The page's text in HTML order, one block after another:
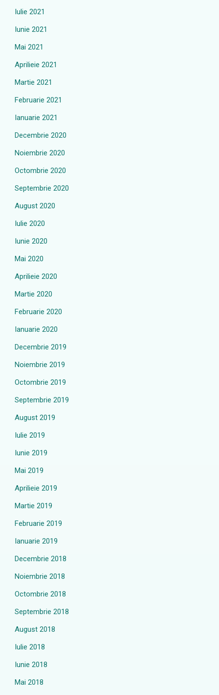
Iulie 2021
Iunie 2021
Mai 2021
Aprilieie 2021
Martie 2021
Februarie 2021
Ianuarie 2021
Decembrie 2020
Noiembrie 2020
Octombrie 2020
Septembrie 2020
August 2020
Iulie 2020
Iunie 2020
Mai 2020
Aprilieie 2020
Martie 2020
Februarie 2020
Ianuarie 2020
Decembrie 2019
Noiembrie 2019
Octombrie 2019
Septembrie 2019
August 2019
Iulie 2019
Iunie 2019
Mai 2019
Aprilieie 2019
Martie 2019
Februarie 2019
Ianuarie 2019
Decembrie 2018
Noiembrie 2018
Octombrie 2018
Septembrie 2018
August 2018
Iulie 2018
Iunie 2018
Mai 2018